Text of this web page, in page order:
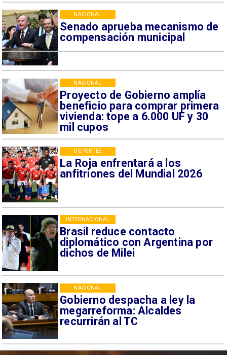
Senado aprueba mecanismo de
compensación municipal
NACIONAL
Proyecto de Gobierno amplía
beneficio para comprar primera
vivienda: tope a 6.000 UF y 30
mil cupos
NACIONAL
La Roja enfrentará a los
anfitriones del Mundial 2026
DEPORTES
Brasil reduce contacto
diplomático con Argentina por
dichos de Milei
INTERNACIONAL
Gobierno despacha a ley la
megarreforma: Alcaldes
recurrirán al TC
NACIONAL